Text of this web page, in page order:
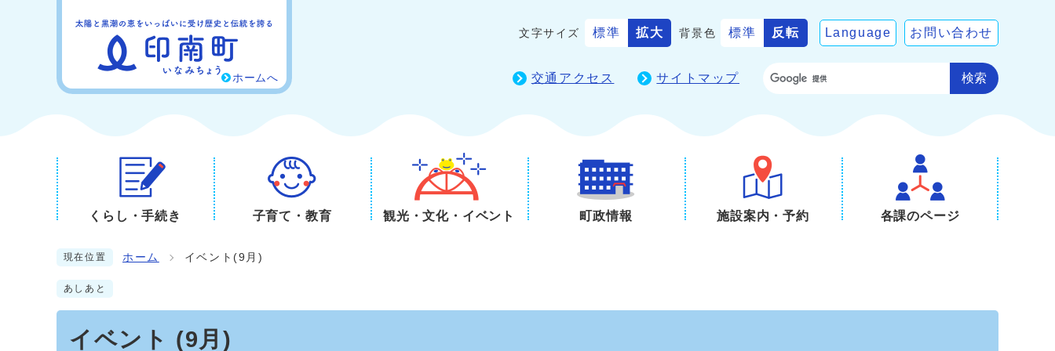
ホームへ
文字サイズ 標準 拡大 背景色 標準 反転 Language お問い合わせ
交通アクセス サイトマップ 検索
くらし・手続き 子育て・教育 観光・文化・イベント 町政情報 施設案内・予約 各課のページ
現在位置 ホーム イベント(9月)
あしあと
イベント (9月)